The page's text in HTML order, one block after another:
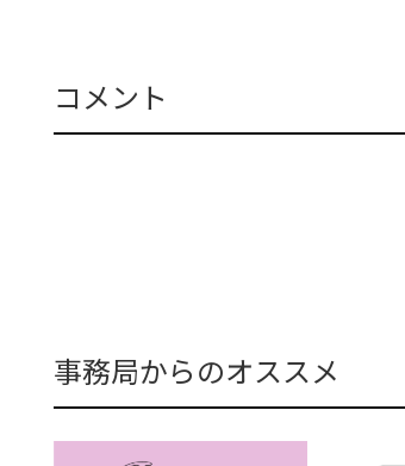
コメント
事務局からのオススメ